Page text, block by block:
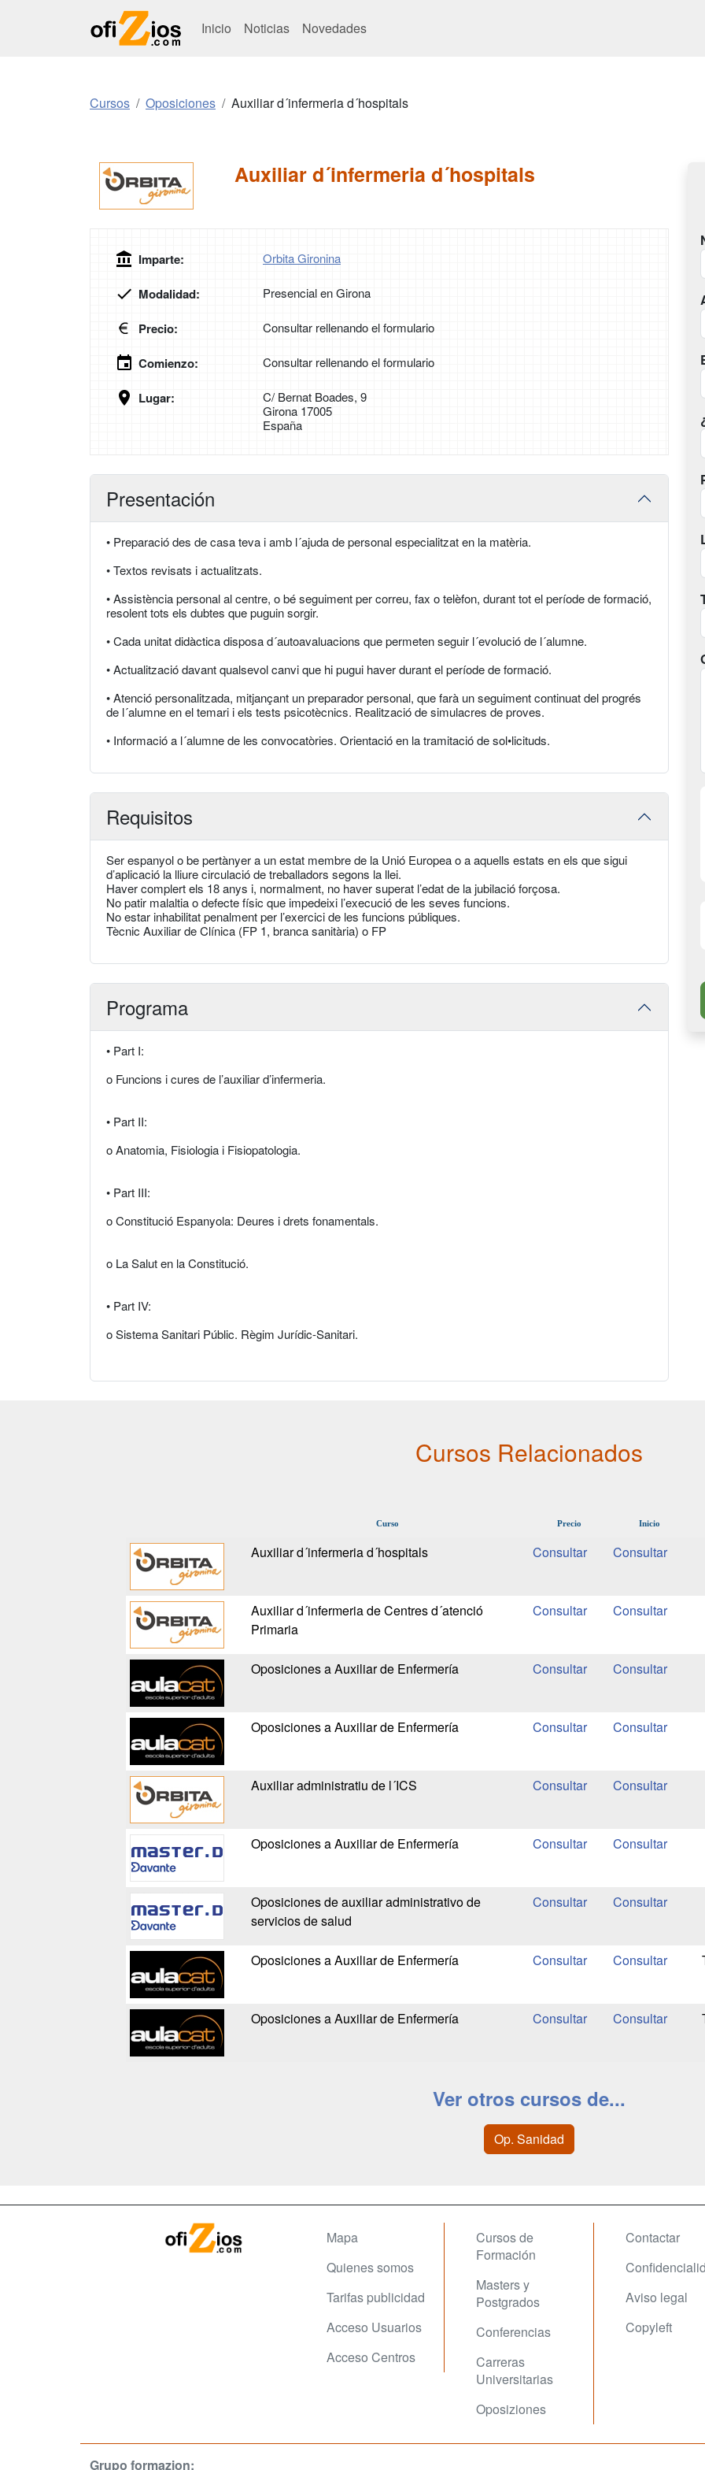
Inicio Noticias Novedades
Cursos Oposiciones Auxiliar d´infermeria d´hospitals
Auxiliar d´infermeria d´hospitals
Imparte: Orbita Gironina
Modalidad: Presencial en Girona
Precio: Consultar rellenando el formulario
Comienzo: Consultar rellenando el formulario
Lugar:
C/ Bernat Boades, 9
Girona 17005
España
Presentación
• Preparació des de casa teva i amb l´ajuda de personal especialitzat en la matèria.
• Textos revisats i actualitzats.
• Assistència personal al centre, o bé seguiment per correu, fax o telèfon, durant tot el període de formació,
resolent tots els dubtes que puguin sorgir.
• Cada unitat didàctica disposa d´autoavaluacions que permeten seguir l´evolució de l´alumne.
• Actualització davant qualsevol canvi que hi pugui haver durant el període de formació.
• Atenció personalitzada, mitjançant un preparador personal, que farà un seguiment continuat del progrés
de l´alumne en el temari i els tests psicotècnics. Realització de simulacres de proves.
• Informació a l´alumne de les convocatòries. Orientació en la tramitació de sol•licituds.
Requisitos
Ser espanyol o be pertànyer a un estat membre de la Unió Europea o a aquells estats en els que sigui
d’aplicació la lliure circulació de treballadors segons la llei.
Haver complert els 18 anys i, normalment, no haver superat l’edat de la jubilació forçosa.
No patir malaltia o defecte físic que impedeixi l’execució de les seves funcions.
No estar inhabilitat penalment per l’exercici de les funcions públiques.
Tècnic Auxiliar de Clínica (FP 1, branca sanitària) o FP
Programa
• Part I:
o Funcions i cures de l’auxiliar d’infermeria.
• Part II:
o Anatomia, Fisiologia i Fisiopatologia.
• Part III:
o Constitució Espanyola: Deures i drets fonamentals.
o La Salut en la Constitució.
• Part IV:
o Sistema Sanitari Públic. Règim Jurídic-Sanitari.
Cursos Relacionados
Curso Precio Inicio
Auxiliar d´infermeria d´hospitals
Auxiliar d´infermeria de Centres d´atenció
Primaria
Oposiciones a Auxiliar de Enfermería
Oposiciones a Auxiliar de Enfermería
Auxiliar administratiu de l´ICS
Oposiciones a Auxiliar de Enfermería
Oposiciones de auxiliar administrativo de
servicios de salud
Oposiciones a Auxiliar de Enfermería
Oposiciones a Auxiliar de Enfermería
Ver otros cursos de...
Op. Sanidad
Mapa
Quienes somos
Tarifas publicidad
Acceso Usuarios
Acceso Centros
Cursos de
Formación
Masters y
Postgrados
Conferencias
Carreras
Universitarias
Oposiziones
Contactar
Aviso legal
Copyleft
Grupo formazion: